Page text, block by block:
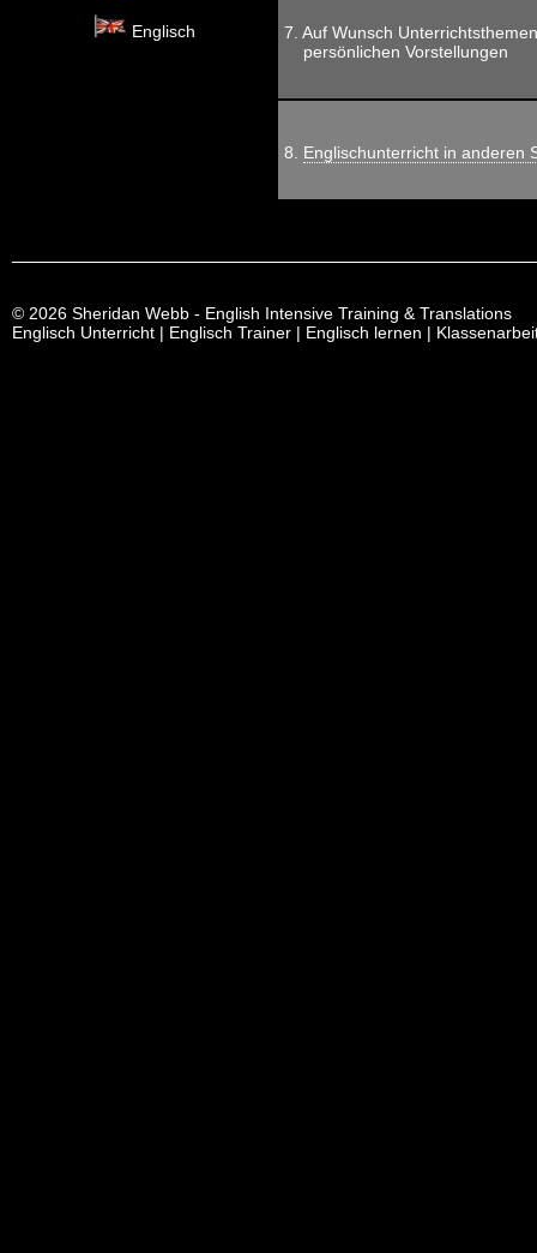
Englisch
7. Auf Wunsch
persönlichen Vorstellungen
8. Englischunterricht in anderen
© 2026 Sheridan Webb - English Intensive Training & Translations
Englisch Unterricht | Englisch Trainer | Englisch lernen |